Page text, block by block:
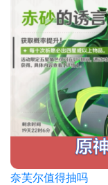
奈芙尔值得抽吗